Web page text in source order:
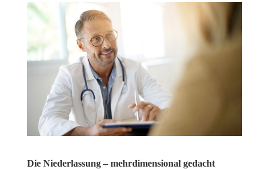
Die Niederlassung – mehrdimensional gedacht